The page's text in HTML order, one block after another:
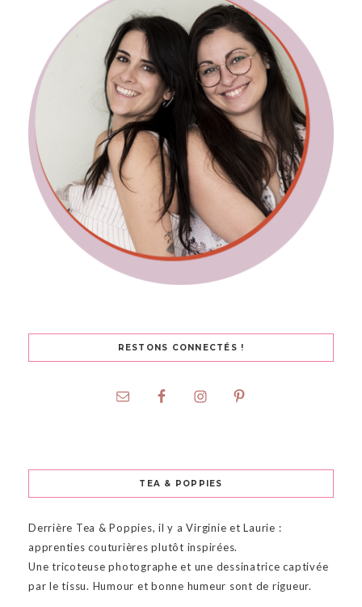
RESTONS CONNECTÉS !
TEA & POPPIES
Derrière Tea & Poppies, il y a Virginie et Laurie :
apprenties couturières plutôt inspirées.
Une tricoteuse photographe et une dessinatrice captivée
par le tissu. Humour et bonne humeur sont de rigueur.